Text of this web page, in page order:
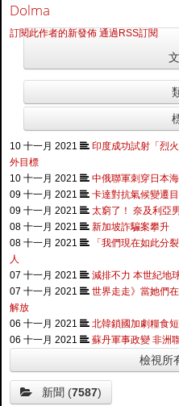
Dolma
訂閱此作者的新發佈 通過RSS訂閱
10 十一月 2021
印度成功試射「烈
外目標
10 十一月 2021
中俄聯軍刺穿日本
09 十一月 2021
卡達對抗氣候變遷
09 十一月 2021
太窮了！ 奈及利亞
08 十一月 2021
新加坡詐騙案攀升
08 十一月 2021
「我們現在如此分
人
07 十一月 2021
減排不力 本世紀地
07 十一月 2021
世界走走》當她們
解放
06 十一月 2021
北韓鎖國加劇糧食
06 十一月 2021
蘇丹軍事政變 非洲
檢視所
新聞 (7587)